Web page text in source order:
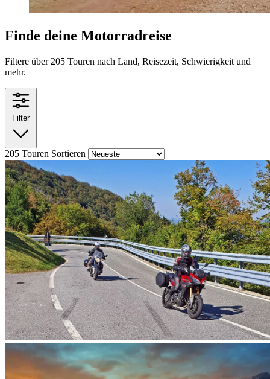
Finde deine Motorradreise
Filtere über 205 Touren nach Land, Reisezeit, Schwierigkeit und
mehr.
Filter
205 Touren Sortieren